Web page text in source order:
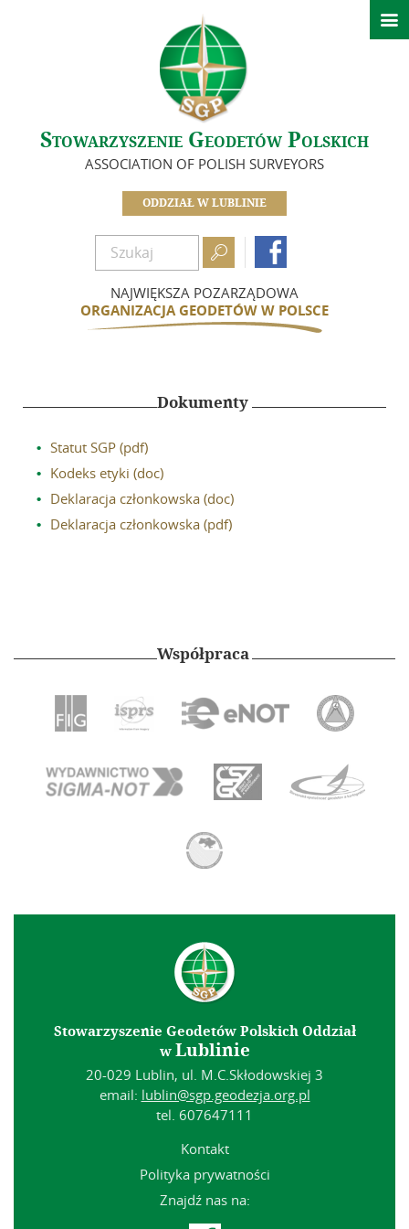
Stowarzyszenie Geodetów Polskich
ASSOCIATION OF POLISH SURVEYORS
ODDZIAŁ W LUBLINIE
 
NAJWIĘKSZA POZARZĄDOWA
ORGANIZACJA GEODETÓW W POLSCE

Aktualności
Ważne informacje
O nas
Zarząd
Koła Oddziału Lubelskiego
Historia – Oddział w Lublinie
In Memoriam
Dokumenty
Szkolenia i Konferencje
Kalendarz wydarzeń
Galeria
Organizacje międzynarodowe
Kontakt
Dokumenty
Statut SGP (pdf)
Kodeks etyki (doc)
Deklaracja członkowska (doc)
Deklaracja członkowska (pdf)
Współpraca
Stowarzyszenie Geodetów Polskich Oddział
w Lublinie
20-029 Lublin, ul. M.C.Skłodowskiej 3
email: lublin@sgp.geodezja.org.pl
tel. 607647111
Kontakt
Polityka prywatności
Znajdź nas na: